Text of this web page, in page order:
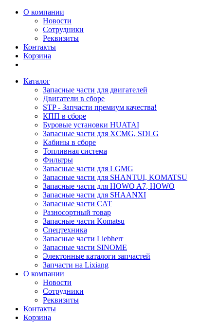
О компании
Новости
Сотрудники
Реквизиты
Контакты
Корзина
Каталог
Запасные части для двигателей
Двигатели в сборе
STP - Запчасти премиум качества!
КПП в сборе
Буровые установки HUATAI
Запасные части для XCMG, SDLG
Кабины в сборе
Топливная система
Фильтры
Запасные части для LGMG
Запасные части для SHANTUI, KOMATSU
Запасные части для HOWO A7, HOWO
Запасные части для SHAANXI
Запасные части CAT
Разносортный товар
Запасные части Komatsu
Спецтехника
Запасные части Liebherr
Запасные части SINOME
Электонные каталоги запчастей
Запчасти на Lixiang
О компании
Новости
Сотрудники
Реквизиты
Контакты
Корзина